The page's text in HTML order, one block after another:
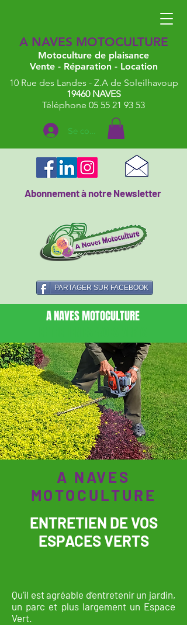
A NAVES MOTOCULTURE
Motoculture de plaisance
Vente - Réparation - Location
10 Rue des Landes - Z.A de Soleilhavoup
19460 NAVES
Téléphone 05 55 21 93 53
Se connecter
Abonnement à notre Newsletter
PARTAGER SUR FACEBOOK
A NAVES
MOTOCULTURE
ENTRETIEN DE VOS
ESPACES VERTS
Qu’il est agréable d’entretenir un jardin,
un parc et plus largement un Espace
Vert.
A NAVES MOTOCULTURE